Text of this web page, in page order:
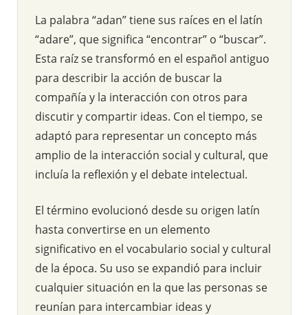
La palabra “adan” tiene sus raíces en el latín
“adare”, que significa “encontrar” o “buscar”.
Esta raíz se transformó en el español antiguo
para describir la acción de buscar la
compañía y la interacción con otros para
discutir y compartir ideas. Con el tiempo, se
adaptó para representar un concepto más
amplio de la interacción social y cultural, que
incluía la reflexión y el debate intelectual.
El término evolucionó desde su origen latín
hasta convertirse en un elemento
significativo en el vocabulario social y cultural
de la época. Su uso se expandió para incluir
cualquier situación en la que las personas se
reunían para intercambiar ideas y